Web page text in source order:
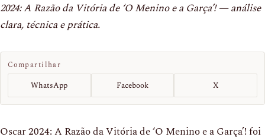
2024: A Razão da Vitória de ‘O Menino e a Garça’! — análise
clara, técnica e prática.
Compartilhar
WhatsApp Facebook X
Oscar 2024: A Razão da Vitória de ‘O Menino e a Garça’! foi